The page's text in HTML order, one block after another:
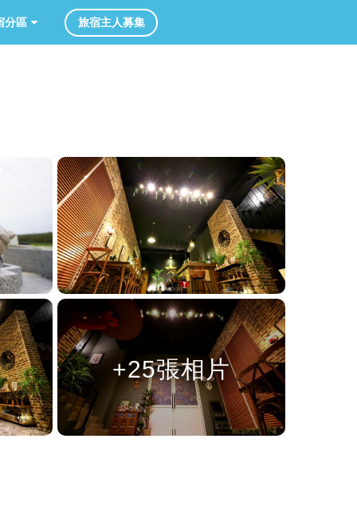
區 旅宿主人募集
+25張相片